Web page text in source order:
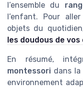
l’ensemble du
l’enfant. Pour
objets du
les doudous de
En résumé,
montessori dans la
environnement